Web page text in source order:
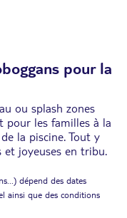
pour la
ou splash zones
pour les familles à la
la piscine. Tout y
et joyeuses en tribu.
dépend des dates
ainsi que des conditions